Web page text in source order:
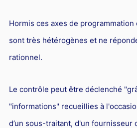
Hormis ces axes de
sont très hétérogènes et ne
rationnel.
Le contrôle peut être déclenché
"informations" recueillies à
d’un sous-traitant, d'un fournisseur